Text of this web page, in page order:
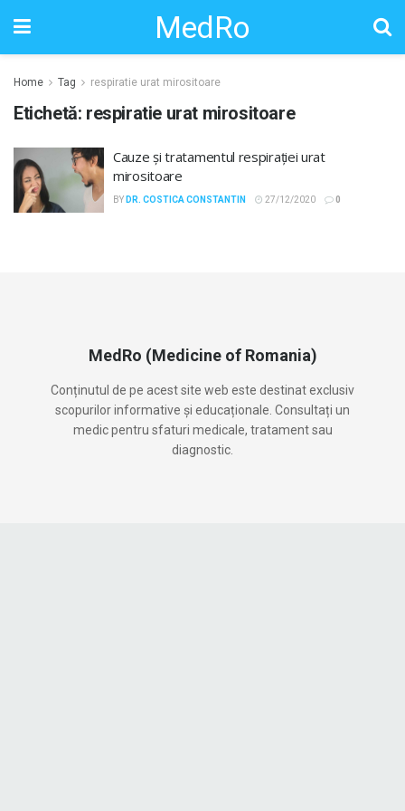
MedRo
Home Tag respiratie urat mirositoare
Etichetă: respiratie urat mirositoare
Cauze și tratamentul respirației urat
mirositoare
BY DR. COSTICA CONSTANTIN 27/12/2020 0
MedRo (Medicine of Romania)
Conținutul de pe acest site web este destinat exclusiv
scopurilor informative și educaționale. Consultați un
medic pentru sfaturi medicale, tratament sau
diagnostic.